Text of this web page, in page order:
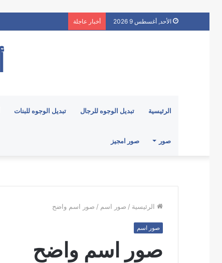
الأحد, أغسطس 9 2026 أخبار عاجلة
الرئيسية تبديل الوجوه للرجال تبديل الوجوه للبنات
صور صور امجيز
الرئيسية / صور اسم / صور اسم واضح
صور اسم
صور اسم واضح